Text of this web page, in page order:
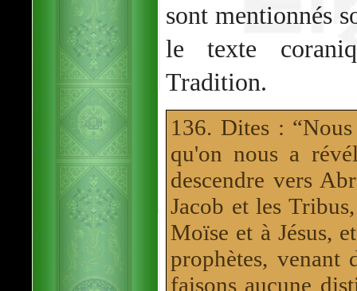
sont mentionnés
le texte
Tradition.
136. Dites :
qu'on nous a
descendre vers
Jacob et les
Moïse et à Jésus,
prophètes, venant
faisons aucune